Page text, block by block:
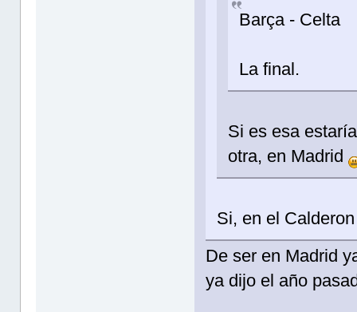
Barça - Celta
La final.
Si es esa
otra, en Madrid
Si, en el
De ser en Madrid
ya dijo el año